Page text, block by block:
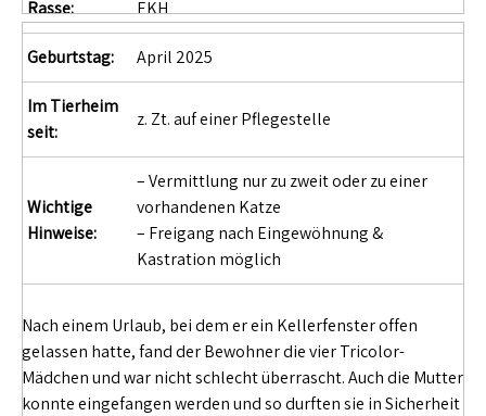
Rasse: EKH
Geburtstag: April 2025
Im Tierheim
seit:
z. Zt. auf einer Pflegestelle
Wichtige
Hinweise:
– Vermittlung nur zu zweit oder zu einer
vorhandenen Katze
– Freigang nach Eingewöhnung &
Kastration möglich
Nach einem Urlaub, bei dem er ein Kellerfenster offen
gelassen hatte, fand der Bewohner die vier Tricolor-
Mädchen und war nicht schlecht überrascht. Auch die Mutter
konnte eingefangen werden und so durften sie in Sicherheit